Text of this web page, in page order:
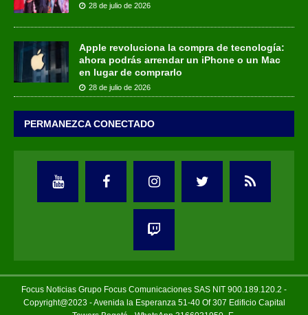
28 de julio de 2026
Apple revoluciona la compra de tecnología:
ahora podrás arrendar un iPhone o un Mac
en lugar de comprarlo
28 de julio de 2026
PERMANEZCA CONECTADO
Focus Noticias Grupo Focus Comunicaciones SAS NIT 900.189.120.2 -
Copyright@2023 - Avenida la Esperanza 51-40 Of 307 Edificio Capital